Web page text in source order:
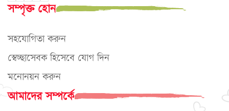
সম্পৃক্ত হোন
সহযোগিতা করুন
স্বেচ্ছাসেবক হিসেবে যোগ দিন
মনোনয়ন করুন
আমাদের সম্পর্কে